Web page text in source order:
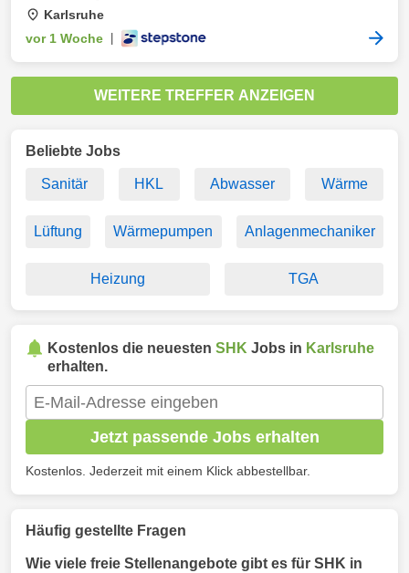
Karlsruhe
vor 1 Woche
WEITERE TREFFER ANZEIGEN
Beliebte Jobs
Sanitär HKL Abwasser Wärme
Lüftung Wärmepumpen Anlagenmechaniker
Heizung TGA
Kostenlos die neuesten SHK Jobs in Karlsruhe
erhalten.
Jetzt passende Jobs erhalten
Kostenlos. Jederzeit mit einem Klick abbestellbar.
Häufig gestellte Fragen
Wie viele freie Stellenangebote gibt es für SHK in